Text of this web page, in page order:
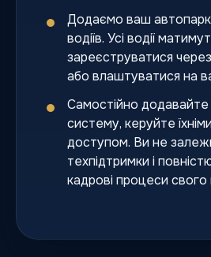
Додаємо ваш автопарк
водіїв. Усі водії
зареєструватися
або влаштуватися на
Самостійно додавайте
систему, керуйте
доступом. Ви не
техпідтримки і
кадрові процеси свого